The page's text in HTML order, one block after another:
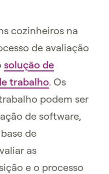
cozinheiros na
de avaliação
solução de
trabalho. Os
podem ser
de software,
de
as
e o processo